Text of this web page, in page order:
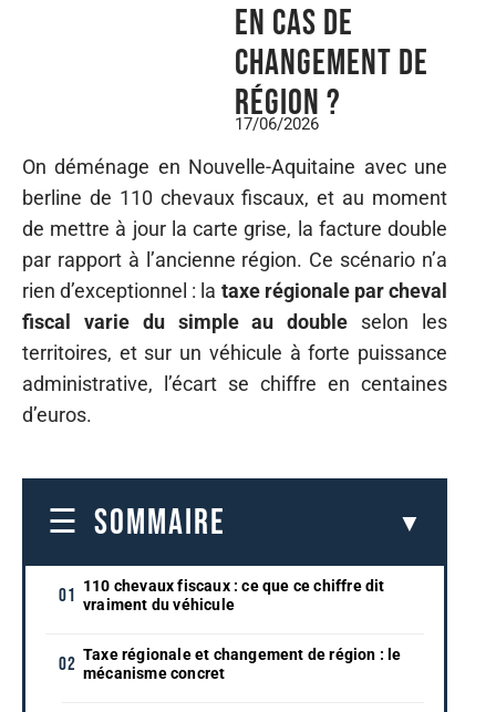
en cas de
changement de
région ?
17/06/2026
On déménage en Nouvelle-Aquitaine avec une
berline de 110 chevaux fiscaux, et au moment
de mettre à jour la carte grise, la facture double
par rapport à l’ancienne région. Ce scénario n’a
rien d’exceptionnel : la taxe régionale par cheval
fiscal varie du simple au double selon les
territoires, et sur un véhicule à forte puissance
administrative, l’écart se chiffre en centaines
d’euros.
SOMMAIRE
110 chevaux fiscaux : ce que ce chiffre dit
vraiment du véhicule
Taxe régionale et changement de région : le
mécanisme concret